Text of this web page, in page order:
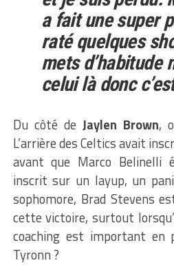
a fait une super
raté quelques
mets d’habitude
celui là donc
Du côté de Jaylen Brown,
L’arrière des Celtics avait
avant que Marco Belinelli
inscrit sur un layup, un
sophomore, Brad Stevens
cette victoire, surtout
coaching est important en
Tyronn ?